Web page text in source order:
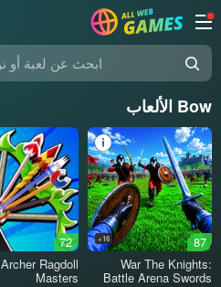
ابحث عن لعبة أو نوع
Bow الألعاب
87
16+
War The Knights:
Battle Arena Swords
72
Archer Ragdoll
Masters